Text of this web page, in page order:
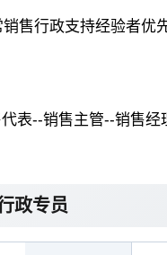
售行政支持经验者优先
表--销售主管--销售经
政专员